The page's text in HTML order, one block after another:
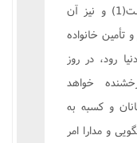
توانگرى و فزونى عقل وعزت است(1) و نيز آن
خانواده
رود، در روز
خواهد
و کسبه به
و مدارا امر